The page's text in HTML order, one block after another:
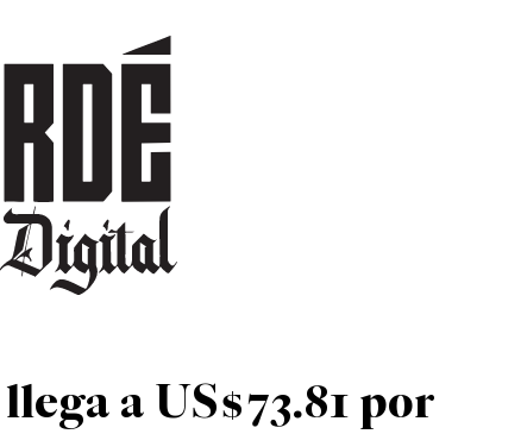
CULTURA ENTRETENIMIENTO
a US$73.81 por